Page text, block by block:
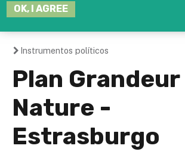
OK, I AGREE
You
are
here
Instrumentos políticos
Plan Grandeur
Nature -
Estrasburgo